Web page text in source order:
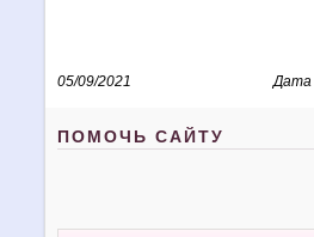
05/09/2021 Дата
ПОМОЧЬ САЙТУ